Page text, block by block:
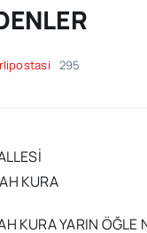
295
KURA
KURA YARIN